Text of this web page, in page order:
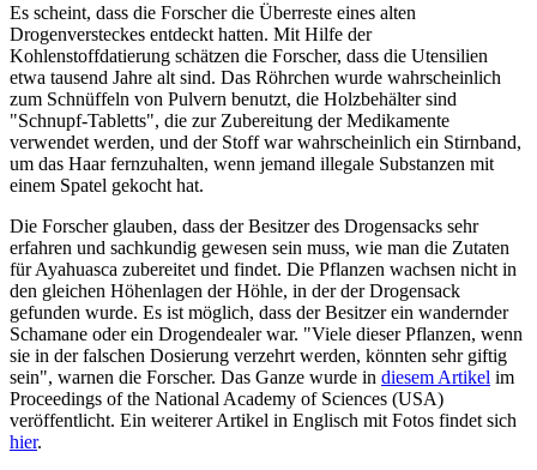
Es scheint, dass die Forscher die Überreste eines alten
Drogenversteckes entdeckt hatten. Mit Hilfe der
Kohlenstoffdatierung schätzen die Forscher, dass die Utensilien
etwa tausend Jahre alt sind. Das Röhrchen wurde wahrscheinlich
zum Schnüffeln von Pulvern benutzt, die Holzbehälter sind
"Schnupf-Tabletts", die zur Zubereitung der Medikamente
verwendet werden, und der Stoff war wahrscheinlich ein Stirnband,
um das Haar fernzuhalten, wenn jemand illegale Substanzen mit
einem Spatel gekocht hat.
Die Forscher glauben, dass der Besitzer des Drogensacks sehr
erfahren und sachkundig gewesen sein muss, wie man die Zutaten
für Ayahuasca zubereitet und findet. Die Pflanzen wachsen nicht in
den gleichen Höhenlagen der Höhle, in der der Drogensack
gefunden wurde. Es ist möglich, dass der Besitzer ein wandernder
Schamane oder ein Drogendealer war. "Viele dieser Pflanzen, wenn
sie in der falschen Dosierung verzehrt werden, könnten sehr giftig
sein", warnen die Forscher. Das Ganze wurde in diesem Artikel im
Proceedings of the National Academy of Sciences (USA)
veröffentlicht. Ein weiterer Artikel in Englisch mit Fotos findet sich
hier.